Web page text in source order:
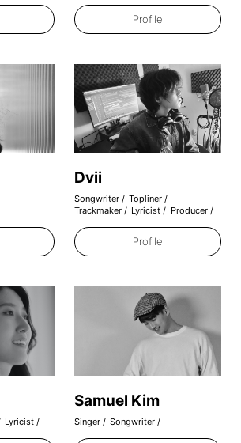
Mugino》
magazine!!
にInterview記事
談)が掲載されました
団「Co-Writing Farm」
た
Awards 2019 Taipei
ーとして招かれました
Profile
Dvii
Songwriter
Topliner
Trackmaker
Lyricist Producer
Profile
Lyricist
Samuel Kim
Singer Songwriter